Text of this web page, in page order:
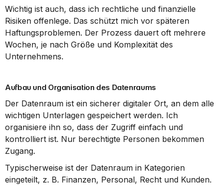
Wichtig ist auch, dass ich rechtliche und finanzielle
Risiken offenlege. Das schützt mich vor späteren
Haftungsproblemen. Der Prozess dauert oft mehrere
Wochen, je nach Größe und Komplexität des
Unternehmens.
Aufbau und Organisation des Datenraums
Der Datenraum ist ein sicherer digitaler Ort, an dem alle
wichtigen Unterlagen gespeichert werden. Ich
organisiere ihn so, dass der Zugriff einfach und
kontrolliert ist. Nur berechtigte Personen bekommen
Zugang.
Typischerweise ist der Datenraum in Kategorien
eingeteilt, z. B. Finanzen, Personal, Recht und Kunden.